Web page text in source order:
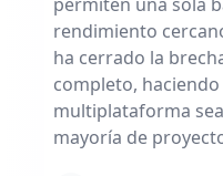
rendimiento
ha cerrado la
completo,
multiplataforma
mayoría de